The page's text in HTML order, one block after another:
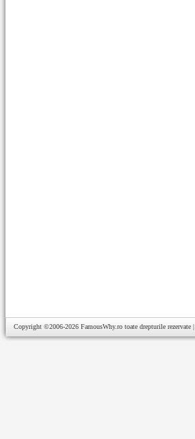
Copyright ©2006-2026 FamousWhy.ro toate drepturile rezervate |